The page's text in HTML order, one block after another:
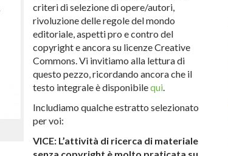
criteri di selezione di opere/autori,
rivoluzione delle regole del mondo
editoriale, aspetti pro e contro del
copyright e ancora su licenze Creative
Commons. Vi invitiamo alla lettura di
questo pezzo, ricordando ancora che il
testo integrale è disponibilequi.
Includiamo qualche estratto selezionato
per voi:
VICE: L’attività di ricerca di materiale